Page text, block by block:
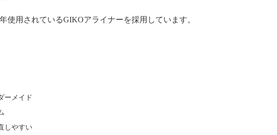
使用されているGIKOアライナーを採用しています。
ーメイド
しやすい